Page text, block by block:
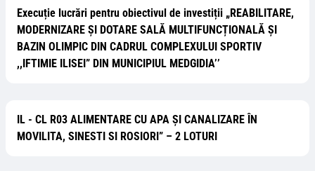
Execuție lucrări pentru obiectivul de investiții „REABILITARE,
MODERNIZARE ȘI DOTARE SALĂ MULTIFUNCȚIONALĂ ȘI
BAZIN OLIMPIC DIN CADRUL COMPLEXULUI SPORTIV
,,IFTIMIE ILISEI” DIN MUNICIPIUL MEDGIDIA’’
IL - CL R03 ALIMENTARE CU APA ȘI CANALIZARE ÎN
MOVILITA, SINESTI SI ROSIORI” – 2 LOTURI